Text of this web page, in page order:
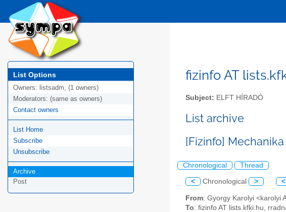
List Options
Owners: listsadm, (1 owners)
Moderators: (same as owners)
Contact owners
List Home
Subscribe
Unsubscribe
Archive
Post
fizinfo AT
Subject: ELFT HÍRADÓ
List archive
[Fizinfo]
Chronological Thread
< Chronological > <
From: Gyorgy Karolyi <karolyi
To: fizinfo AT lists.kfki.hu,